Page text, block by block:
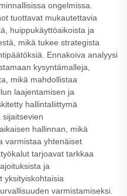
ongelmissa.
tuottavat mukautettavia
huippukäyttöaikoista ja
mikä tukee strategista
Ennakoiva analyysi
kysyntämalleja,
mikä mahdollistaa
laajentamisen ja
hallintaliittymä
sijaitsevien
hallinnan, mikä
varmistaa yhtenäiset
tarjoavat tarkkaa
ja
yksityiskohtaisia
varmistamiseksi.